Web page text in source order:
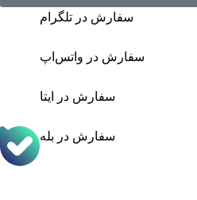
سفارش در تلگرام
سفارش در واتس‌اپ
سفارش در ایتا
سفارش در بله